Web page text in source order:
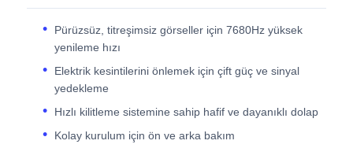
Pürüzsüz, titreşimsiz görseller için 7680Hz yüksek
yenileme hızı
Elektrik kesintilerini önlemek için çift güç ve sinyal
yedekleme
Hızlı kilitleme sistemine sahip hafif ve dayanıklı dolap
Kolay kurulum için ön ve arka bakım